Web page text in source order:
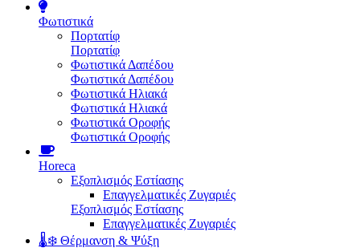
Φωτιστικά
Πορτατίφ
Πορτατίφ
Φωτιστικά Δαπέδου
Φωτιστικά Δαπέδου
Φωτιστικά Ηλιακά
Φωτιστικά Ηλιακά
Φωτιστικά Οροφής
Φωτιστικά Οροφής
Horeca
Εξοπλισμός Εστίασης
Επαγγελματικές Ζυγαριές
Εξοπλισμός Εστίασης
Επαγγελματικές Ζυγαριές
🌡️❄️ Θέρμανση & Ψύξη